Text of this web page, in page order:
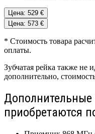
Цена: 529 €
Цена: 573 €
* Стоимость товара
оплаты.
Зубчатая рейка также не
дополнительно,
Дополнительные
приобретаются